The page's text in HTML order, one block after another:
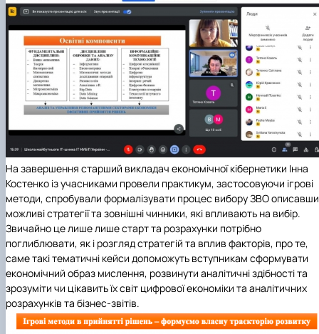
На завершення старший викладач економічної кібернетики Інна
Костенко із учасниками провели практикум, застосовуючи ігрові
методи, спробували формалізувати процес вибору ЗВО описавши
можливі стратегії та зовнішні чинники, які впливають на вибір.
Звичайно це лише лише старт та розрахунки потрібно
поглиблювати, як і розгляд стратегій та вплив факторів, про те,
саме такі тематичні кейси допоможуть вступникам сформувати
економічний образ мислення, розвинути аналітичні здібності та
зрозуміти чи цікавить їх світ цифрової економіки та аналітичних
розрахунків та бізнес-звітів.